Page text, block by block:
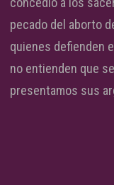
pecado del aborto
quienes defienden
no entienden que
presentamos sus